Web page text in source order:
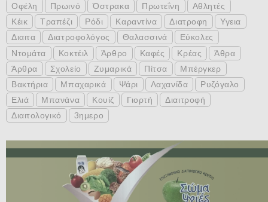
Οφέλη
Πρωινό Όστρακα Πρωτεΐνη
Αθλητές
Κέικ
Τραπέζι Ρόδι Καραντίνα Διατροφη
Υγεια
Διαιτα
Διατροφολόγος Θαλασσινά
Εύκολες
Ντομάτα
Κοκτέιλ Άρθρο Καφές Κρέας
Άθρα
Άρθρα
Σχολείο Ζυμαρικά Πίτσα
Μπέργκερ
Βακτήρια
Μπαχαρικά Ψάρι Λαχανίδα
Ρυζόγαλο
Ελιά
Μπανάνα Κουίζ Γιορτή
Διαιτροφή
Διαιτολογικό
3ημερο